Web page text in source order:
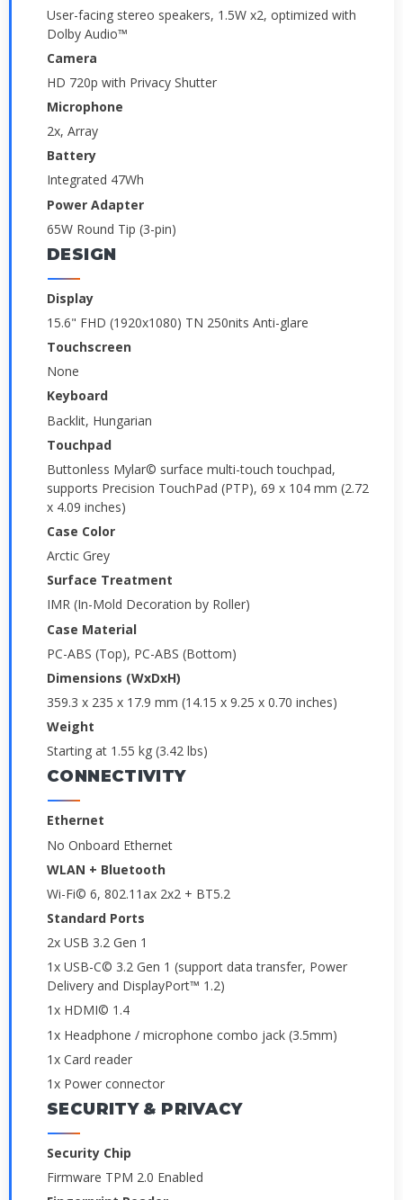
User-facing stereo speakers, 1.5W x2, optimized with
Dolby Audio™
Camera
HD 720p with Privacy Shutter
Microphone
2x, Array
Battery
Integrated 47Wh
Power Adapter
65W Round Tip (3-pin)
DESIGN
Display
15.6" FHD (1920x1080) TN 250nits Anti-glare
Touchscreen
None
Keyboard
Backlit, Hungarian
Touchpad
Buttonless Mylar© surface multi-touch touchpad,
supports Precision TouchPad (PTP), 69 x 104 mm (2.72
x 4.09 inches)
Case Color
Arctic Grey
Surface Treatment
IMR (In-Mold Decoration by Roller)
Case Material
PC-ABS (Top), PC-ABS (Bottom)
Dimensions (WxDxH)
359.3 x 235 x 17.9 mm (14.15 x 9.25 x 0.70 inches)
Weight
Starting at 1.55 kg (3.42 lbs)
CONNECTIVITY
Ethernet
No Onboard Ethernet
WLAN + Bluetooth
Wi-Fi© 6, 802.11ax 2x2 + BT5.2
Standard Ports
2x USB 3.2 Gen 1
1x USB-C© 3.2 Gen 1 (support data transfer, Power
Delivery and DisplayPort™ 1.2)
1x HDMI© 1.4
1x Headphone / microphone combo jack (3.5mm)
1x Card reader
1x Power connector
SECURITY & PRIVACY
Security Chip
Firmware TPM 2.0 Enabled